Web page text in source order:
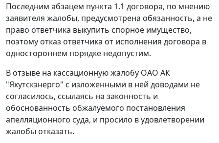
Последним абзацем пункта 1.1 договора, по мнению
заявителя жалобы, предусмотрена обязанность, а не
право ответчика выкупить спорное имущество,
поэтому отказ ответчика от исполнения договора в
одностороннем порядке недопустим.
В отзыве на кассационную жалобу ОАО АК
"Якутскэнерго" с изложенными в ней доводами не
согласилось, ссылаясь на законность и
обоснованность обжалуемого постановления
апелляционного суда, и просило в удовлетворении
жалобы отказать.